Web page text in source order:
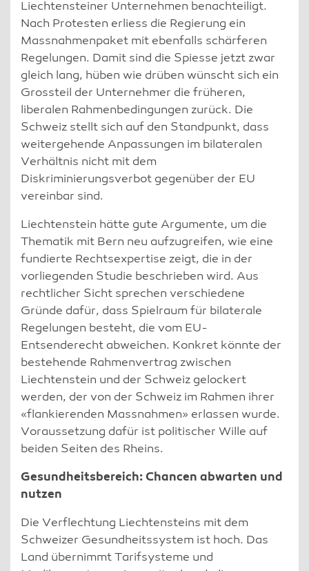
Liechtensteiner Unternehmen benachteiligt.
Nach Protesten erliess die Regierung ein
Massnahmenpaket mit ebenfalls schärferen
Regelungen. Damit sind die Spiesse jetzt zwar
gleich lang, hüben wie drüben wünscht sich ein
Grossteil der Unternehmer die früheren,
liberalen Rahmenbedingungen zurück. Die
Schweiz stellt sich auf den Standpunkt, dass
weitergehende Anpassungen im bilateralen
Verhältnis nicht mit dem
Diskriminierungsverbot gegenüber der EU
vereinbar sind.
Liechtenstein hätte gute Argumente, um die
Thematik mit Bern neu aufzugreifen, wie eine
fundierte Rechtsexpertise zeigt, die in der
vorliegenden Studie beschrieben wird. Aus
rechtlicher Sicht sprechen verschiedene
Gründe dafür, dass Spielraum für bilaterale
Regelungen besteht, die vom EU-
Entsenderecht abweichen. Konkret könnte der
bestehende Rahmenvertrag zwischen
Liechtenstein und der Schweiz gelockert
werden, der von der Schweiz im Rahmen ihrer
«flankierenden Massnahmen» erlassen wurde.
Voraussetzung dafür ist politischer Wille auf
beiden Seiten des Rheins.
Gesundheitsbereich: Chancen abwarten und
nutzen
Die Verflechtung Liechtensteins mit dem
Schweizer Gesundheitssystem ist hoch. Das
Land übernimmt Tarifsysteme und